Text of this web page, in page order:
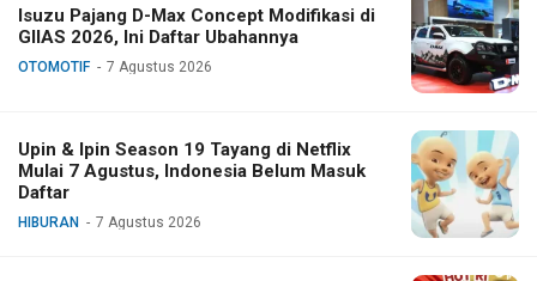
Isuzu Pajang D-Max Concept Modifikasi di
GIIAS 2026, Ini Daftar Ubahannya
OTOMOTIF 7 Agustus 2026
Upin & Ipin Season 19 Tayang di Netflix
Mulai 7 Agustus, Indonesia Belum Masuk
Daftar
HIBURAN 7 Agustus 2026